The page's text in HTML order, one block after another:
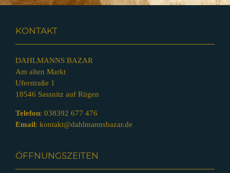
KONTAKT
DAHLMANNS BAZAR
Am alten Markt
Uferstraße 1
18546 Sassnitz auf Rügen
Telefon: 038392 677 476
Email: kontakt@dahlmannsbazar.de
ÖFFNUNGSZEITEN